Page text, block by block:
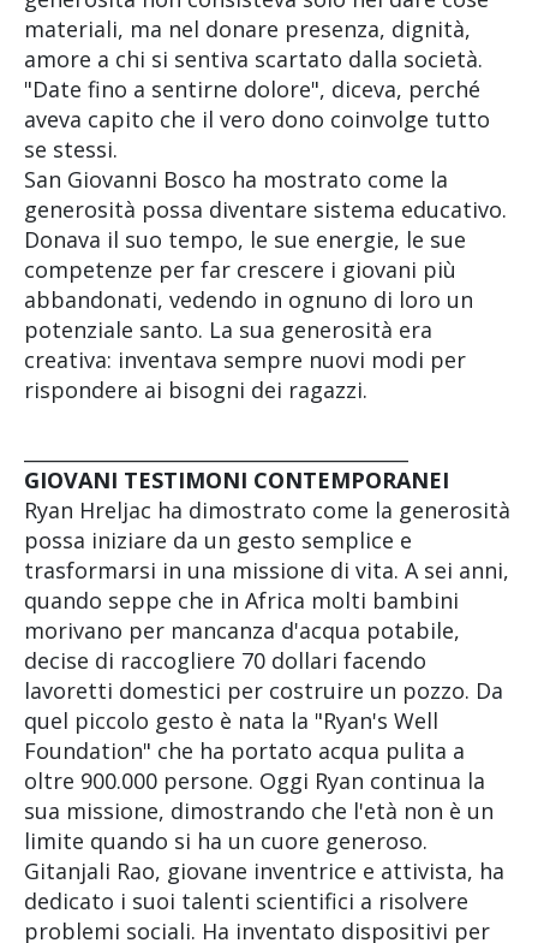
materiali, ma nel donare presenza, dignità,
amore a chi si sentiva scartato dalla società.
"Date fino a sentirne dolore", diceva, perché
aveva capito che il vero dono coinvolge tutto
se stessi.
San Giovanni Bosco ha mostrato come la
generosità possa diventare sistema educativo.
Donava il suo tempo, le sue energie, le sue
competenze per far crescere i giovani più
abbandonati, vedendo in ognuno di loro un
potenziale santo. La sua generosità era
creativa: inventava sempre nuovi modi per
rispondere ai bisogni dei ragazzi.
GIOVANI TESTIMONI CONTEMPORANEI
Ryan Hreljac ha dimostrato come la generosità
possa iniziare da un gesto semplice e
trasformarsi in una missione di vita. A sei anni,
quando seppe che in Africa molti bambini
morivano per mancanza d'acqua potabile,
decise di raccogliere 70 dollari facendo
lavoretti domestici per costruire un pozzo. Da
quel piccolo gesto è nata la "Ryan's Well
Foundation" che ha portato acqua pulita a
oltre 900.000 persone. Oggi Ryan continua la
sua missione, dimostrando che l'età non è un
limite quando si ha un cuore generoso.
Gitanjali Rao, giovane inventrice e attivista, ha
dedicato i suoi talenti scientifici a risolvere
problemi sociali. Ha inventato dispositivi per